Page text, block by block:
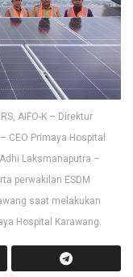
AIFO-K – Direktur
CEO Primaya Hospital
Laksmanaputra –
perwakilan ESDM
saat melakukan
Hospital Karawang.